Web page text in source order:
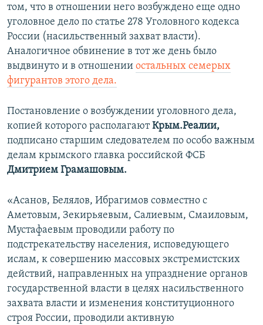
том, что в отношении него возбуждено еще одно
уголовное дело по статье 278 Уголовного кодекса
России (насильственный захват власти).
Аналогичное обвинение в тот же день было
выдвинуто и в отношении остальных семерых
фигурантов этого дела.
Постановление о возбуждении уголовного дела,
копией которого располагаютКрым.Реалии,
подписано старшим следователем по особо важным
делам крымского главка российской ФСБ
Дмитрием Грамашовым.
«Асанов, Белялов, Ибрагимов совместно с
Аметовым, Зекирьяевым, Салиевым, Смаиловым,
Мустафаевым проводили работу по
подстрекательству населения, исповедующего
ислам, к совершению массовых экстремистских
действий, направленных на упразднение органов
государственной власти в целях насильственного
захвата власти и изменения конституционного
строя России, проводили активную